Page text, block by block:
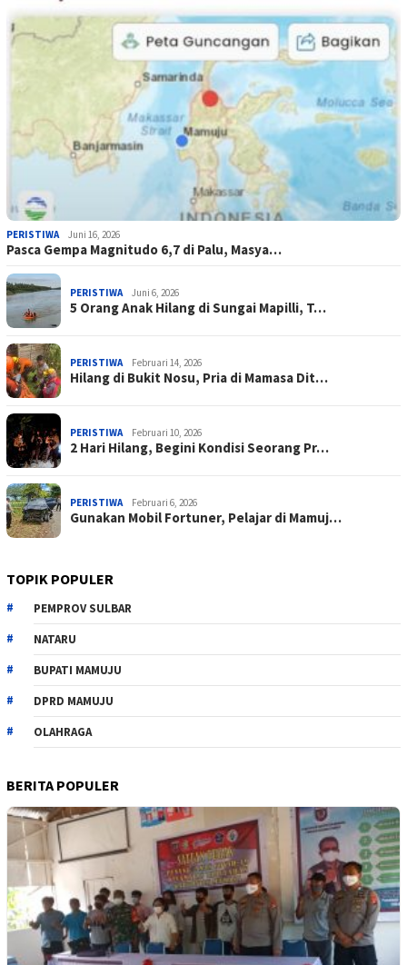
PERISTIWA Juni 16, 2026
Pasca Gempa Magnitudo 6,7 di Palu, Masya…
PERISTIWA Juni 6, 2026
5 Orang Anak Hilang di Sungai Mapilli, T…
PERISTIWA Februari 14, 2026
Hilang di Bukit Nosu, Pria di Mamasa Dit…
PERISTIWA Februari 10, 2026
2 Hari Hilang, Begini Kondisi Seorang Pr…
PERISTIWA Februari 6, 2026
Gunakan Mobil Fortuner, Pelajar di Mamuj…
TOPIK POPULER
PEMPROV SULBAR
NATARU
BUPATI MAMUJU
DPRD MAMUJU
OLAHRAGA
BERITA POPULER